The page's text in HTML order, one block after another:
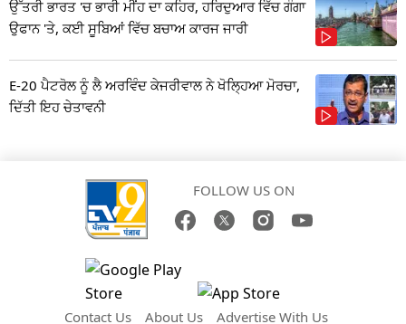
ਉੱਤਰੀ ਭਾਰਤ 'ਚ ਭਾਰੀ ਮੀਂਹ ਦਾ ਕਹਿਰ, ਹਰਿਦੁਆਰ ਵਿੱਚ ਗੰਗਾ
ਉਫਾਨ 'ਤੇ, ਕਈ ਸੂਬਿਆਂ ਵਿੱਚ ਬਚਾਅ ਕਾਰਜ ਜਾਰੀ
E-20 ਪੈਟਰੋਲ ਨੂੰ ਲੈ ਅਰਵਿੰਦ ਕੇਜਰੀਵਾਲ ਨੇ ਖੋਲ੍ਹਿਆ ਮੋਰਚਾ,
ਦਿੱਤੀ ਇਹ ਚੇਤਾਵਨੀ
FOLLOW US ON
Contact Us About Us Advertise With Us